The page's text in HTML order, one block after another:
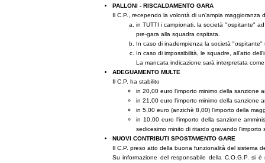
PALLONI - RISCALDAMENTO GARA
Il C.P., recependo la volontà di un'ampia maggioranza
in TUTTI i campionati, la società "ospitante"
pre-gara alla squadra ospitata.
In caso di inadempienza la società
In caso di impossibilità, le squadre, all'atto
La mancata indicazione sarà interpretata
ADEGUAMENTO MULTE
Il C.P. ha stabilito
in 20,00 euro l'importo minimo della sanzione
in 21,00 euro l'importo minimo della sanzione
in 5,00 euro (anzichè 8,00) l'importo della
in 10,00 euro l'importo della sanzione
sedicesimo minito di ritardo gravando
NUOVI CONTRIBUTI SPOSTAMENTO GARE
Il C.P. preso atto della buona funzionalità del sistema
Su informazione del responsabile della C.O.G.P. si